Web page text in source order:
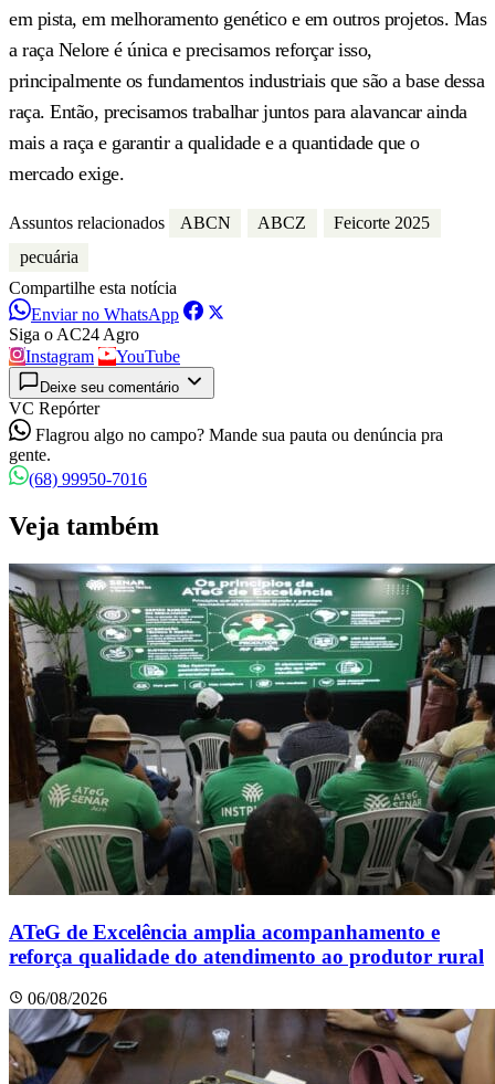
em pista, em melhoramento genético e em outros projetos. Mas
a raça Nelore é única e precisamos reforçar isso,
principalmente os fundamentos industriais que são a base dessa
raça. Então, precisamos trabalhar juntos para alavancar ainda
mais a raça e garantir a qualidade e a quantidade que o
mercado exige.
Assuntos relacionados ABCN ABCZ
Feicorte 2025
pecuária
Compartilhe esta notícia
Enviar no WhatsApp
Siga o AC24 Agro
Instagram
YouTube
Deixe seu comentário
VC Repórter
Flagrou algo no campo? Mande sua pauta ou denúncia pra
gente.
(68) 99950-7016
Veja também
ATeG de Excelência amplia acompanhamento e
reforça qualidade do atendimento ao produtor rural
06/08/2026